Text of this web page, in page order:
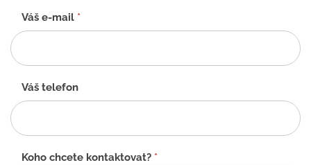
Váš e-mail *
Váš telefon
Koho chcete kontaktovat? *